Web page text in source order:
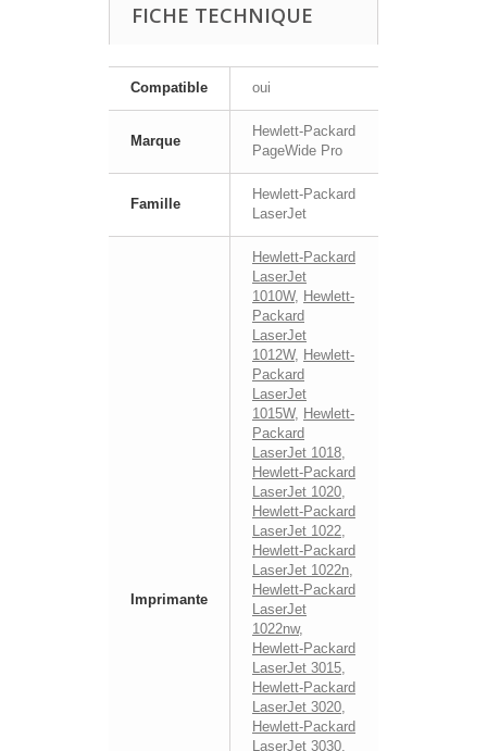
FICHE TECHNIQUE
Compatible oui
Marque
Hewlett-Packard
PageWide Pro
Famille
Hewlett-Packard
LaserJet
Imprimante
Hewlett-Packard
LaserJet
1010W, Hewlett-
Packard
LaserJet
1012W, Hewlett-
Packard
LaserJet
1015W, Hewlett-
Packard
LaserJet 1018
Hewlett-Packard
LaserJet 1020
Hewlett-Packard
LaserJet 1022
Hewlett-Packard
LaserJet 1022n
Hewlett-Packard
LaserJet
1022nw,
Hewlett-Packard
LaserJet 3015
Hewlett-Packard
LaserJet 3020
Hewlett-Packard
LaserJet 3030